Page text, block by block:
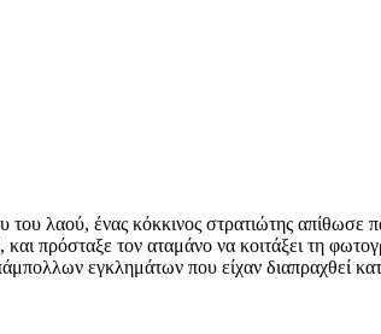
λαού, ένας κόκκινος στρατιώτης απίθωσε
πρόσταξε τον αταμάνο να κοιτάξει τη
εγκλημάτων που είχαν διαπραχθεί